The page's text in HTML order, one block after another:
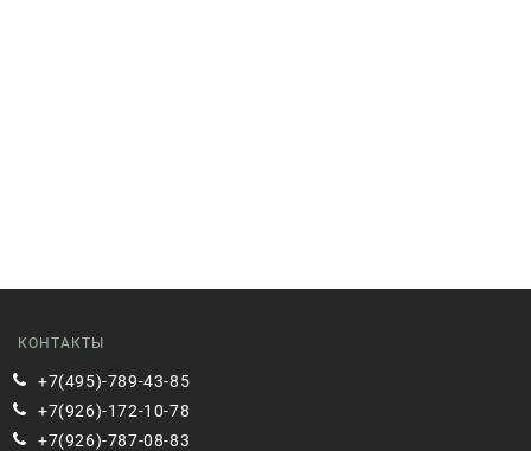
КОНТАКТЫ
+7(495)-789-43-85
+7(926)-172-10-78
+7(926)-787-08-83